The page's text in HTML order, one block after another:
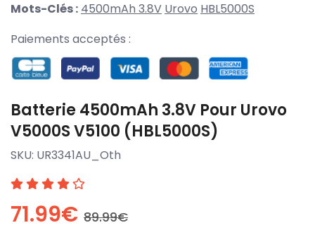
Mots-Clés : 4500mAh 3.8V Urovo HBL5000S
Paiements acceptés :
Batterie 4500mAh 3.8V Pour Urovo
V5000S V5100 (HBL5000S)
SKU: UR3341AU_Oth
71.99€ 89.99€